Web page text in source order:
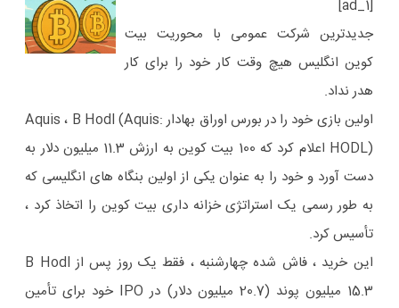
[ad_1]
جدیدترین شرکت عمومی با محوریت بیت
کوین انگلیس هیچ وقت کار خود را برای کار
هدر نداد.
اولین بازی خود را در بورس اوراق بهادار Aquis ، B Hodl (Aquis:
HODL) اعلام کرد که 100 بیت کوین به ارزش 11.3 میلیون دلار به
دست آورد و خود را به عنوان یکی از اولین بنگاه های انگلیسی که
به طور رسمی یک استراتژی خزانه داری بیت کوین را اتخاذ کرد ،
تأسیس کرد.
این خرید ، فاش شده چهارشنبه ، فقط یک روز پس از B Hodl
15.3 میلیون پوند (20.7 میلیون دلار) در IPO خود برای تأمین